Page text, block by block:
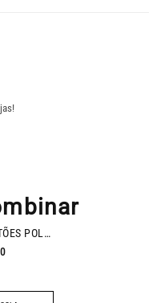
BLUSA TRICOT BOTÕES POLO PÉROLA